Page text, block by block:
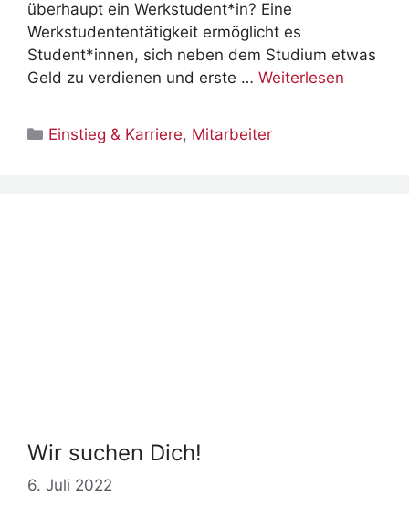
überhaupt ein Werkstudent*in? Eine
Werkstudententätigkeit ermöglicht es
Student*innen, sich neben dem Studium etwas
Geld zu verdienen und erste … Weiterlesen
Kategorien
Einstieg & Karriere, Mitarbeiter
Wir suchen Dich!
6. Juli 2022